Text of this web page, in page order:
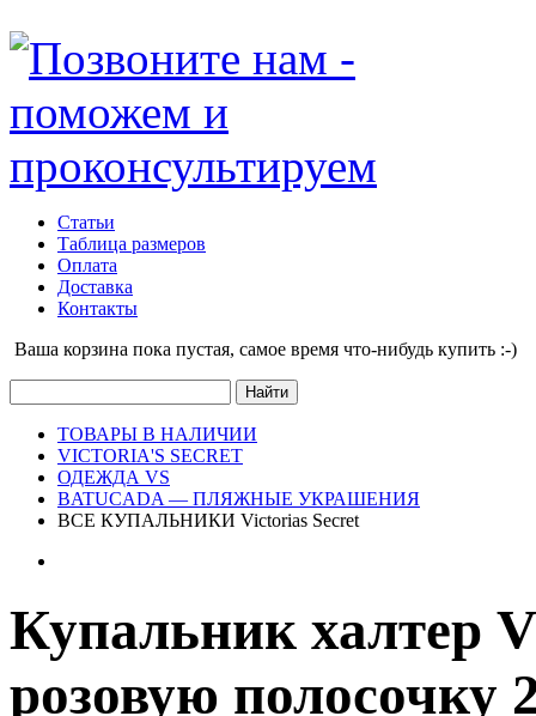
Статьи
Таблица размеров
Оплата
Доставка
Контакты
Ваша корзина пока пустая, cамое время что-нибудь купить :-)
ТОВАРЫ В НАЛИЧИИ
VICTORIA'S SECRET
ОДЕЖДА VS
BATUCADA — ПЛЯЖНЫЕ УКРАШЕНИЯ
ВСЕ КУПАЛЬНИКИ Victorias Secret
Купальник халтер
розовую полосочку